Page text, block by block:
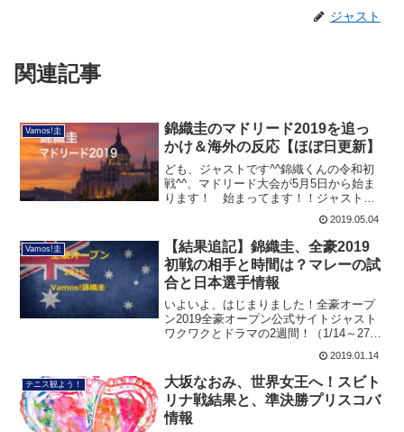
ジャスト
関連記事
Vamos!圭
錦織圭のマドリード2019を追っ
かけ＆海外の反応【ほぼ日更新】
ども、ジャストです^^錦織くんの令和初
戦^^、マドリード大会が5月5日から始ま
ります！ 始まってます！！ジャストほ
ぼ日で、マドリードの最新情報や気にな
るトピックスを追記・更新していきます
～【マドリード、きょうの注目対戦：
5/12（日）】⇒デ...
2019.05.04
Vamos!圭
【結果追記】錦織圭、全豪2019
初戦の相手と時間は？マレーの試
合と日本選手情報
いよいよ、はじまりました！全豪オープ
ン2019全豪オープン公式サイトジャスト
ワクワクとドラマの2週間！（1/14～27）
前哨戦のブリスベンで優勝して、最高の
状態で臨む「錦織くん関連情報」を中心
に、あまり大手メディアでは報道されな
い「気になる...
2019.01.14
テニス観よう！
大坂なおみ、世界女王へ！スビト
リナ戦結果と、準決勝プリスコバ
情報